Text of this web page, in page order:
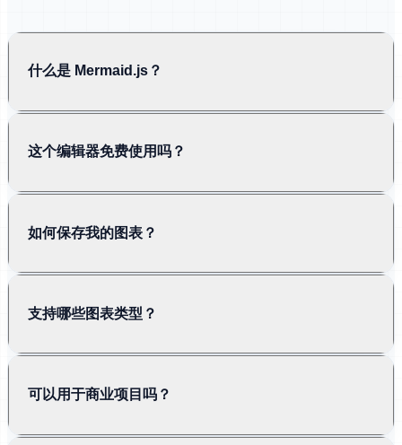
什么是 Mermaid.js？
这个编辑器免费使用吗？
如何保存我的图表？
支持哪些图表类型？
可以用于商业项目吗？